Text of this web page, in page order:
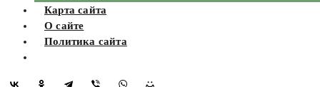
Карта сайта
О сайте
Политика сайта